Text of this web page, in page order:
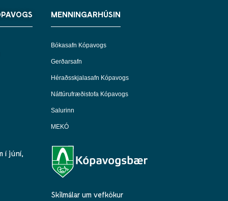
í júní,
MENNINGARHÚSIN
Bókasafn Kópavogs
Gerðarsafn
Héraðsskjalasafn Kópavogs
Náttúrufræðistofa Kópavogs
Salurinn
MEKÓ
Skilmálar um vefkökur